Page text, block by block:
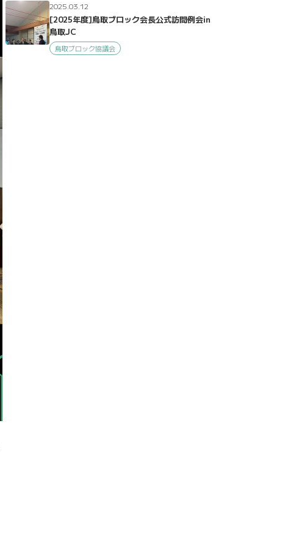
2025.03.12
[2025年度]鳥取ブロック会長公式訪問例会in
鳥取JC
鳥取ブロック協議会